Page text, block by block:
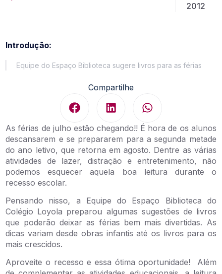
2012
Introdução:
Equipe do Espaço Biblioteca sugere livros para as férias
Compartilhe
As férias de julho estão chegando!! É hora de os alunos
descansarem e se prepararem para a segunda metade
do ano letivo, que retorna em agosto. Dentre as várias
atividades de lazer, distração e entretenimento, não
podemos esquecer aquela boa leitura durante o
recesso escolar.
Pensando nisso, a Equipe do Espaço Biblioteca do
Colégio Loyola preparou algumas sugestões de livros
que poderão deixar as férias bem mais divertidas. As
dicas variam desde obras infantis até os livros para os
mais crescidos.
Aproveite o recesso e essa ótima oportunidade! Além